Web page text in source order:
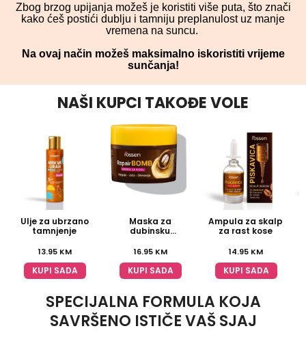
Zbog brzog upijanja možeš je koristiti više puta, što znači
kako ćeš postići dublju i tamniju preplanulost uz manje
vremena na suncu.
Na ovaj način možeš maksimalno iskoristiti vrijeme
sunčanja!
NAŠI KUPCI TAKOĐE VOLE
Ulje za ubrzano
tamnjenje
13.95 KM
KUPI SADA
Maska za
dubinsku
16.95 KM
KUPI SADA
Ampula za skalp
za rast kose
14.95 KM
KUPI SADA
SPECIJALNA FORMULA KOJA
SAVRŠENO ISTIČE VAŠ SJAJ